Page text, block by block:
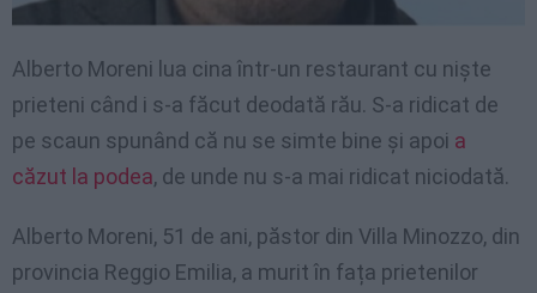
Alberto Moreni lua cina într-un restaurant cu niște
prieteni când i s-a făcut deodată rău. S-a ridicat de
pe scaun spunând că nu se simte bine și apoi a
căzut la podea, de unde nu s-a mai ridicat niciodată.
Alberto Moreni, 51 de ani, păstor din Villa Minozzo, din
provincia Reggio Emilia, a murit în fața prietenilor